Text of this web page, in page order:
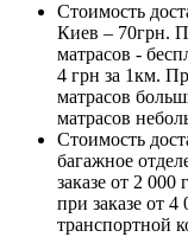
Стоимость
Киев – 70грн.
матрасов -
4 грн за 1км.
матрасов
матрасов
Стоимость
багажное
заказе от 2 000
при заказе от
транспортной